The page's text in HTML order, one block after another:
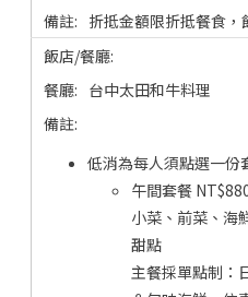
折抵金額限折抵餐食，
台中太田和牛料理
低消為每人須點選一份
午間套餐
小菜、前菜、海
甜點
主餐採單點制：